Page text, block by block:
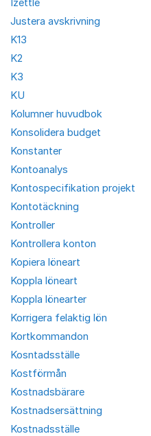
Izettle
Justera avskrivning
K13
K2
K3
KU
Kolumner huvudbok
Konsolidera budget
Konstanter
Kontoanalys
Kontospecifikation projekt
Kontotäckning
Kontroller
Kontrollera konton
Kopiera löneart
Koppla löneart
Koppla lönearter
Korrigera felaktig lön
Kortkommandon
Kosntadsställe
Kostförmån
Kostnadsbärare
Kostnadsersättning
Kostnadsställe